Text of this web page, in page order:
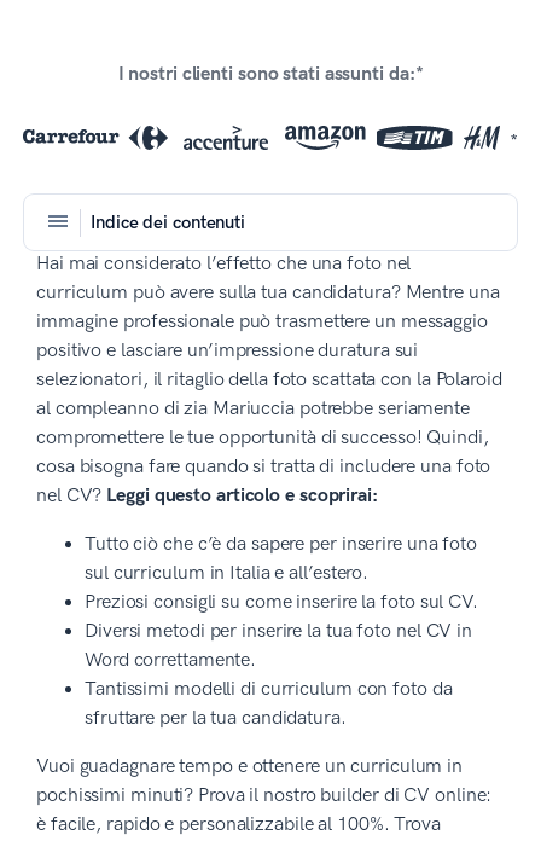
I nostri clienti sono stati assunti da:*
*
Indice dei contenuti
Hai mai considerato l’effetto che una foto nel
curriculum può avere sulla tua candidatura? Mentre una
immagine professionale può trasmettere un messaggio
positivo e lasciare un’impressione duratura sui
selezionatori, il ritaglio della foto scattata con la Polaroid
al compleanno di zia Mariuccia potrebbe seriamente
compromettere le tue opportunità di successo! Quindi,
cosa bisogna fare quando si tratta di includere una foto
nel CV? Leggi questo articolo e scoprirai:
Tutto ciò che c’è da sapere per inserire una foto
sul curriculum in Italia e all’estero.
Preziosi consigli su come inserire la foto sul CV.
Diversi metodi per inserire la tua foto nel CV in
Word correttamente.
Tantissimi modelli di curriculum con foto da
sfruttare per la tua candidatura.
Vuoi guadagnare tempo e ottenere un curriculum in
pochissimi minuti? Prova il nostro builder di CV online:
è facile, rapido e personalizzabile al 100%. Trova